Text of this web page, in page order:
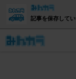
記事を保存して